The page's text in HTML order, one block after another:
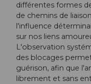
différentes formes
de chemins de
l'influence
sur nos liens
L'observation
des blocages
guérison, afin que
librement et sans